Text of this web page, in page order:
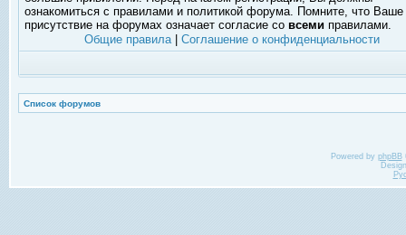
ознакомиться с правилами и политикой форума. Помните, что Ваше
присутствие на форумах означает согласие со всеми правилами.
Общие правила| Соглашение о конфиденциальности
Список форумов
Powered by phpBB